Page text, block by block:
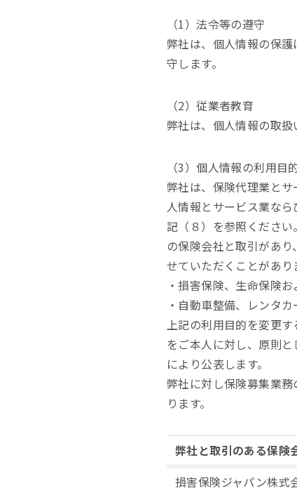
（1）法令等の遵守
弊社は、個人情報の保
守します。
（2）従業者教育
弊社は、個人情報の取扱
（3）個人情報の利用目
弊社は、保険代理業と
人情報とサービス業な
記（８）を参照くださ
の保険会社と取引があ
せていただくことがあり
・損害保険、生命保険
・自動車整備、レンタ
上記の利用目的を変更
をご本人に対し、原則
により公表します。
弊社に対し保険募集業
ります。
弊社と取引のある保険
損害保険ジャパン株式